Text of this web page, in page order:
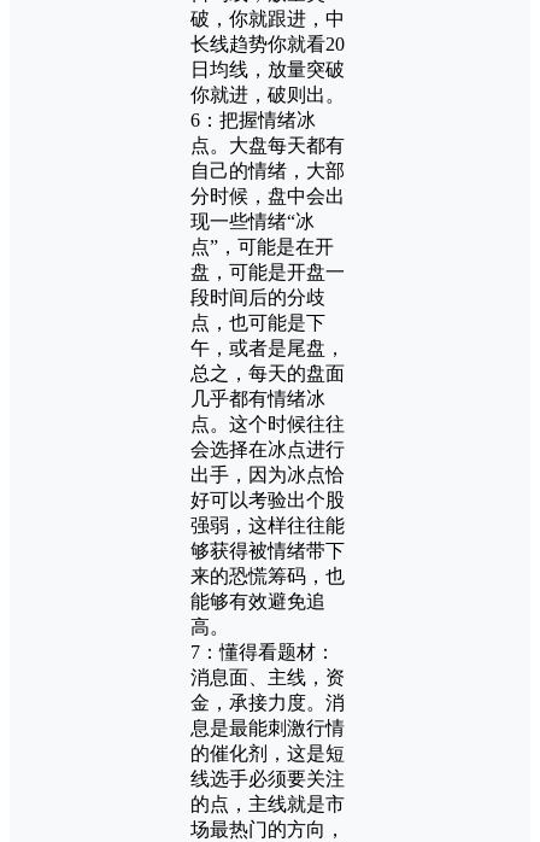
破，你就跟进，中
长线趋势你就看20
日均线，放量突破
你就进，破则出。
6：把握情绪冰
点。大盘每天都有
自己的情绪，大部
分时候，盘中会出
现一些情绪“冰
点”，可能是在开
盘，可能是开盘一
段时间后的分歧
点，也可能是下
午，或者是尾盘，
总之，每天的盘面
几乎都有情绪冰
点。这个时候往往
会选择在冰点进行
出手，因为冰点恰
好可以考验出个股
强弱，这样往往能
够获得被情绪带下
来的恐慌筹码，也
能够有效避免追
高。
7：懂得看题材：
消息面、主线，资
金，承接力度。消
息是最能刺激行情
的催化剂，这是短
线选手必须要关注
的点，主线就是市
场最热门的方向，